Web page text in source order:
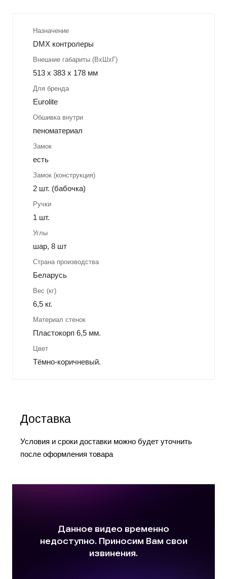
Назначение
DMX контролеры
Внешние габариты (ВхШхГ)
513 x 383 x 178 мм
Для бренда
Eurolite
Обшивка внутри
пеноматериал
Замок
есть
Замок (конструкция)
2 шт. (бабочка)
Ручки
1 шт.
Углы
шар, 8 шт
Страна производства
Беларусь
Вес (кг)
6,5 кг.
Материал стенок
Пластокорп 6,5 мм.
Цвет
Тёмно-коричневый.
Доставка
Условия и сроки доставки можно будет уточнить
после оформления товара